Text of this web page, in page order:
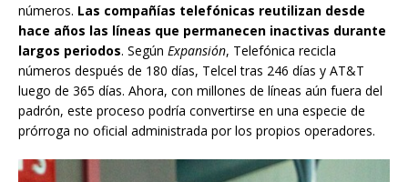
números. Las compañías telefónicas reutilizan desde
hace años las líneas que permanecen inactivas durante
largos periodos. Según Expansión, Telefónica recicla
números después de 180 días, Telcel tras 246 días y AT&T
luego de 365 días. Ahora, con millones de líneas aún fuera del
padrón, este proceso podría convertirse en una especie de
prórroga no oficial administrada por los propios operadores.